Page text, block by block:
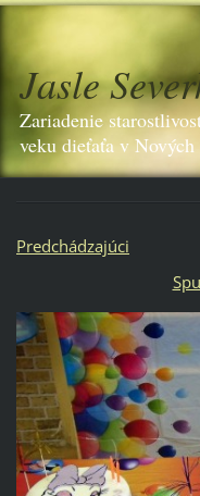
Jasle
Zariadenie
veku dieťaťa v
Predchádzajúci